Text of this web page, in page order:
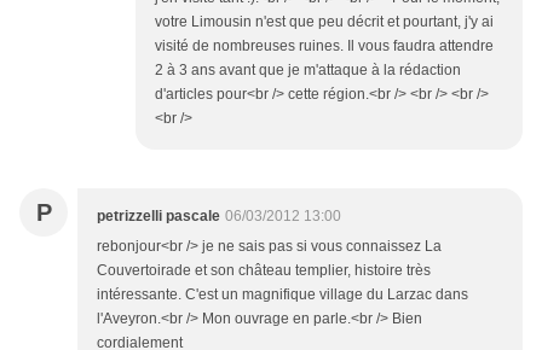
votre Limousin n'est que peu décrit et pourtant, j'y ai
visité de nombreuses ruines. Il vous faudra attendre
2 à 3 ans avant que je m'attaque à la rédaction
d'articles pour<br /> cette région.<br /> <br /> <br />
<br />
P petrizzelli pascale 06/03/2012 13:00
rebonjour<br /> je ne sais pas si vous connaissez La
Couvertoirade et son château templier, histoire très
intéressante. C'est un magnifique village du Larzac dans
l'Aveyron.<br /> Mon ouvrage en parle.<br /> Bien
cordialement